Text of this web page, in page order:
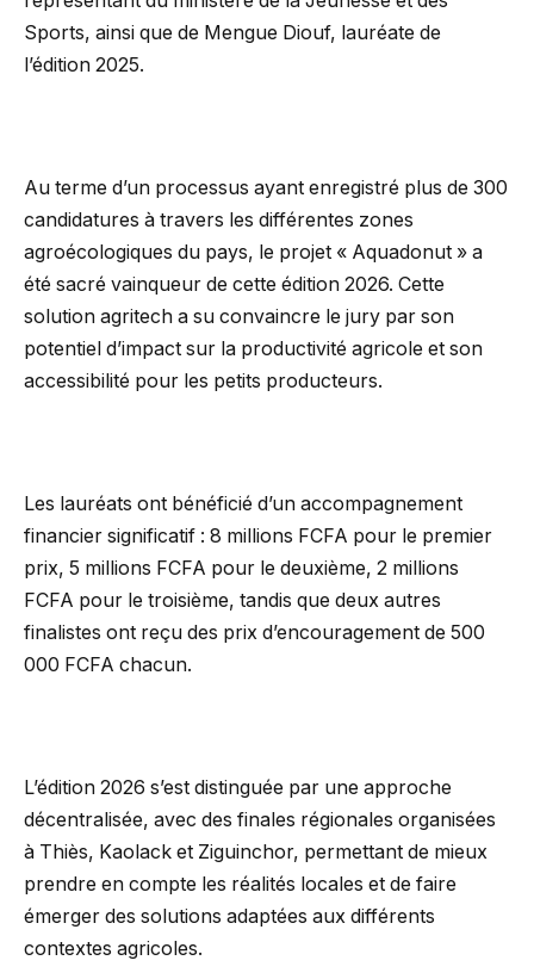
Sports, ainsi que de Mengue Diouf, lauréate de
l’édition 2025.
Au terme d’un processus ayant enregistré plus de 300
candidatures à travers les différentes zones
agroécologiques du pays, le projet « Aquadonut » a
été sacré vainqueur de cette édition 2026. Cette
solution agritech a su convaincre le jury par son
potentiel d’impact sur la productivité agricole et son
accessibilité pour les petits producteurs.
Les lauréats ont bénéficié d’un accompagnement
financier significatif : 8 millions FCFA pour le premier
prix, 5 millions FCFA pour le deuxième, 2 millions
FCFA pour le troisième, tandis que deux autres
finalistes ont reçu des prix d’encouragement de 500
000 FCFA chacun.
L’édition 2026 s’est distinguée par une approche
décentralisée, avec des finales régionales organisées
à Thiès, Kaolack et Ziguinchor, permettant de mieux
prendre en compte les réalités locales et de faire
émerger des solutions adaptées aux différents
contextes agricoles.